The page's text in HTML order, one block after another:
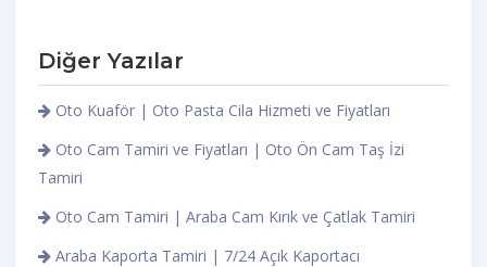
Diğer Yazılar
Oto Kuaför | Oto Pasta Cila Hizmeti ve Fiyatları
Oto Cam Tamiri ve Fiyatları | Oto Ön Cam Taş İzi
Tamiri
Oto Cam Tamiri | Araba Cam Kırık ve Çatlak Tamiri
Araba Kaporta Tamiri | 7/24 Açık Kaportacı